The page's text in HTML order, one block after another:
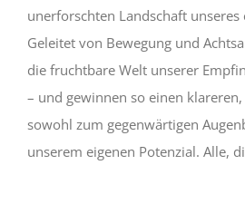
unerforschten Landschaft unseres
Geleitet von Bewegung und
die fruchtbare Welt unserer
– und gewinnen so einen
sowohl zum gegenwärtigen
unserem eigenen Potenzial. Alle,